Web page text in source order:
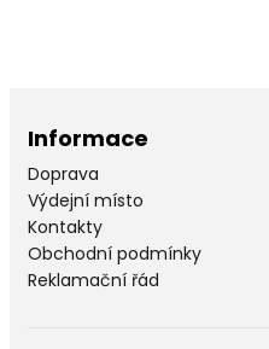
Informace
Doprava
Výdejní místo
Kontakty
Obchodní podmínky
Reklamační řád